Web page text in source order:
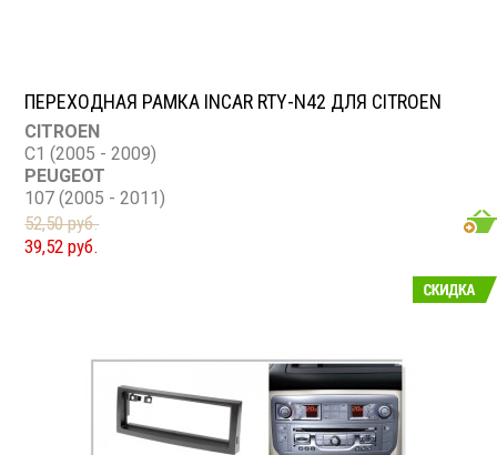
ПЕРЕХОДНАЯ РАМКА INCAR RTY-N42 ДЛЯ CITROEN
CITROEN
C1 (2005 - 2009)
PEUGEOT
107 (2005 - 2011)
TOYOTA
Aygo
52,50 руб.
39,52 руб.